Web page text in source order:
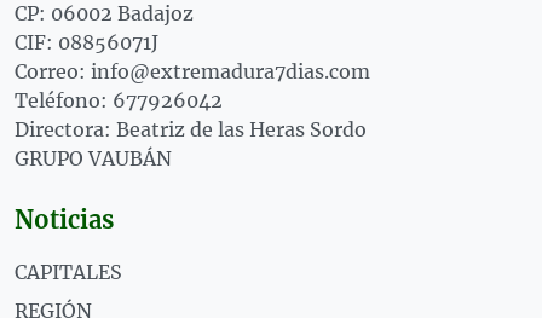
CP: 06002 Badajoz
CIF: 08856071J
Correo: info@extremadura7dias.com
Teléfono: 677926042
Directora: Beatriz de las Heras Sordo
GRUPO VAUBÁN
Noticias
CAPITALES
REGIÓN